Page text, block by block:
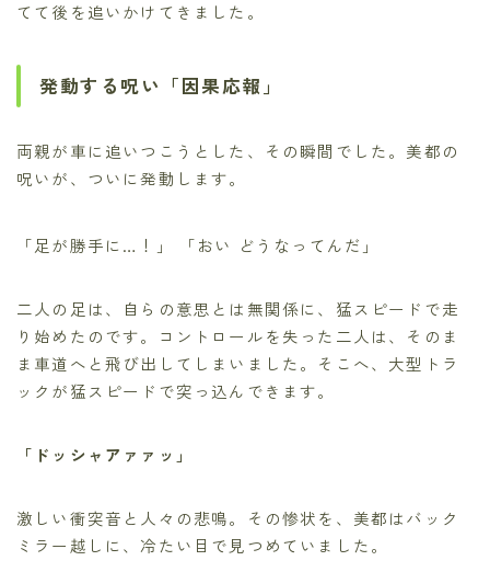
てて後を追いかけてきました。
発動する呪い「因果応報」
両親が車に追いつこうとした、その瞬間でした。美都の
呪いが、ついに発動します。
「足が勝手に…！」 「おい どうなってんだ」
二人の足は、自らの意思とは無関係に、猛スピードで走
り始めたのです。コントロールを失った二人は、そのま
ま車道へと飛び出してしまいました。そこへ、大型トラ
ックが猛スピードで突っ込んできます。
「ドッシャアァァッ」
激しい衝突音と人々の悲鳴。その惨状を、美都はバック
ミラー越しに、冷たい目で見つめていました。